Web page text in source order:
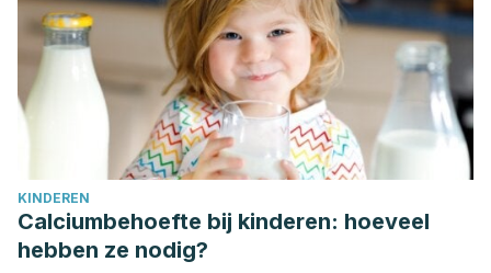
KINDEREN
Calciumbehoefte bij kinderen: hoeveel
hebben ze nodig?